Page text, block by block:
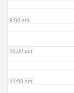
9:00 am
10:00 am
11:00 am